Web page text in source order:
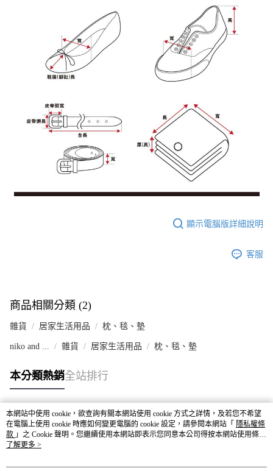
顯示電腦版詳細說明
客服
商品相關分類 (2)
雜貨 居家生活用品 枕、毯、墊
niko and ... 雜貨 居家生活用品 枕、毯、墊
本分類熱銷全站排行
熱門標籤
本網站中使用 cookie，欲查詢有關本網站使用 cookie 方式之詳情，及若您不希望
在電腦上使用 cookie 時應如何變更電腦的 cookie 設定，請參閱本網站「 隱私權條
款 」之 Cookie 聲明。您繼續使用本網站即表示您同意本公司得按本網站使用條款
之 Cookie 聲明使用 cookie。
了解更多 >